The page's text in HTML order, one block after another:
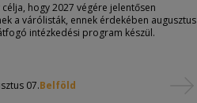
hogy 2027 végére jelentősen
a várólisták, ennek érdekében augusztus
intézkedési program készül.
07.Belföld